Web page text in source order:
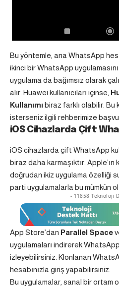
Bu yöntemle, ana WhatsApp
ikinci bir WhatsApp
uygulama da bağımsız olarak
alır. Huawei kullanıcıları içinse,
Kullanımıbiraz farklı olabilir. Bu
isterseniz ilgili rehberimize
iOS Cihazlarda Çift
iOS cihazlarda çift WhatsApp
biraz daha karmaşıktır. Apple’ın
doğrudan ikiz uygulama özelliği
parti uygulamalarla bu mümkün
- 11858 Teknoloji
App Store’dan Parallel Space
uygulamaları indirerek
izleyebilirsiniz. Klonlanan
hesabınızla giriş yapabilirsiniz.
Bu uygulamalar, sanal bir ortam